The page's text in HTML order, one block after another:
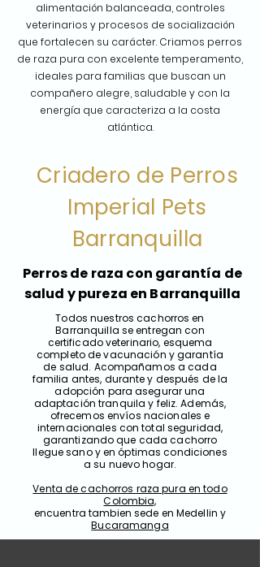
alimentación balanceada, controles
veterinarios y procesos de socialización
que fortalecen su carácter. Criamos perros
de raza pura con excelente temperamento,
ideales para familias que buscan un
compañero alegre, saludable y con la
energía que caracteriza a la costa
atlántica.
Criadero de Perros
Imperial Pets
Barranquilla
Perros de raza con garantía de
salud y pureza en Barranquilla
Todos nuestros cachorros en
Barranquilla se entregan con
certificado veterinario, esquema
completo de vacunación y garantía
de salud. Acompañamos a cada
familia antes, durante y después de la
adopción para asegurar una
adaptación tranquila y feliz. Además,
ofrecemos envíos nacionales e
internacionales con total seguridad,
garantizando que cada cachorro
llegue sano y en óptimas condiciones
a su nuevo hogar.
Venta de cachorros raza pura en todo
Colombia,
encuentra tambien sede en Medellin y
Bucaramanga